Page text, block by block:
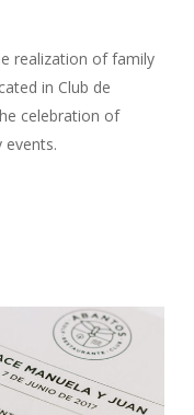
realization of family
in Club de
celebration of
events.